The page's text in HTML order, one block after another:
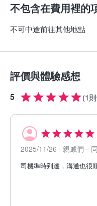
不包含在費用裡的
不可中途前往其他地點
評價與體驗感想
5 (1
2025/11/26 · 親戚們一同
司機準時到達，溝通也很